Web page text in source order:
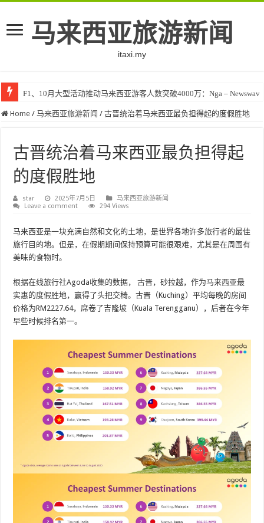
马来西亚旅游新闻
itaxi.my
F1、10月大型活动推动马来西亚游客人数突破4000万：Nga – Newswav
Home / 马来西亚旅游新闻 / 古晋统治着马来西亚最负担得起的度假胜地
古晋统治着马来西亚最负担得起
的度假胜地
star 2025年7月5日
马来西亚旅游新闻
Leave a comment
294 Views
马来西亚是一块充满自然和文化的土地，是世界各地许多旅行者的最佳
旅行目的地。但是，在假期期间保持预算可能很艰难，尤其是在周围有
美味的食物时。
根据在线旅行社Agoda收集的数据， 古晋，砂拉越，作为马来西亚最
实惠的度假胜地，赢得了头把交椅。古晋（Kuching）平均每晚的房间
价格为RM2227.64，席卷了吉隆坡（Kuala Terengganu），后者在今年
早些时候排名第一。